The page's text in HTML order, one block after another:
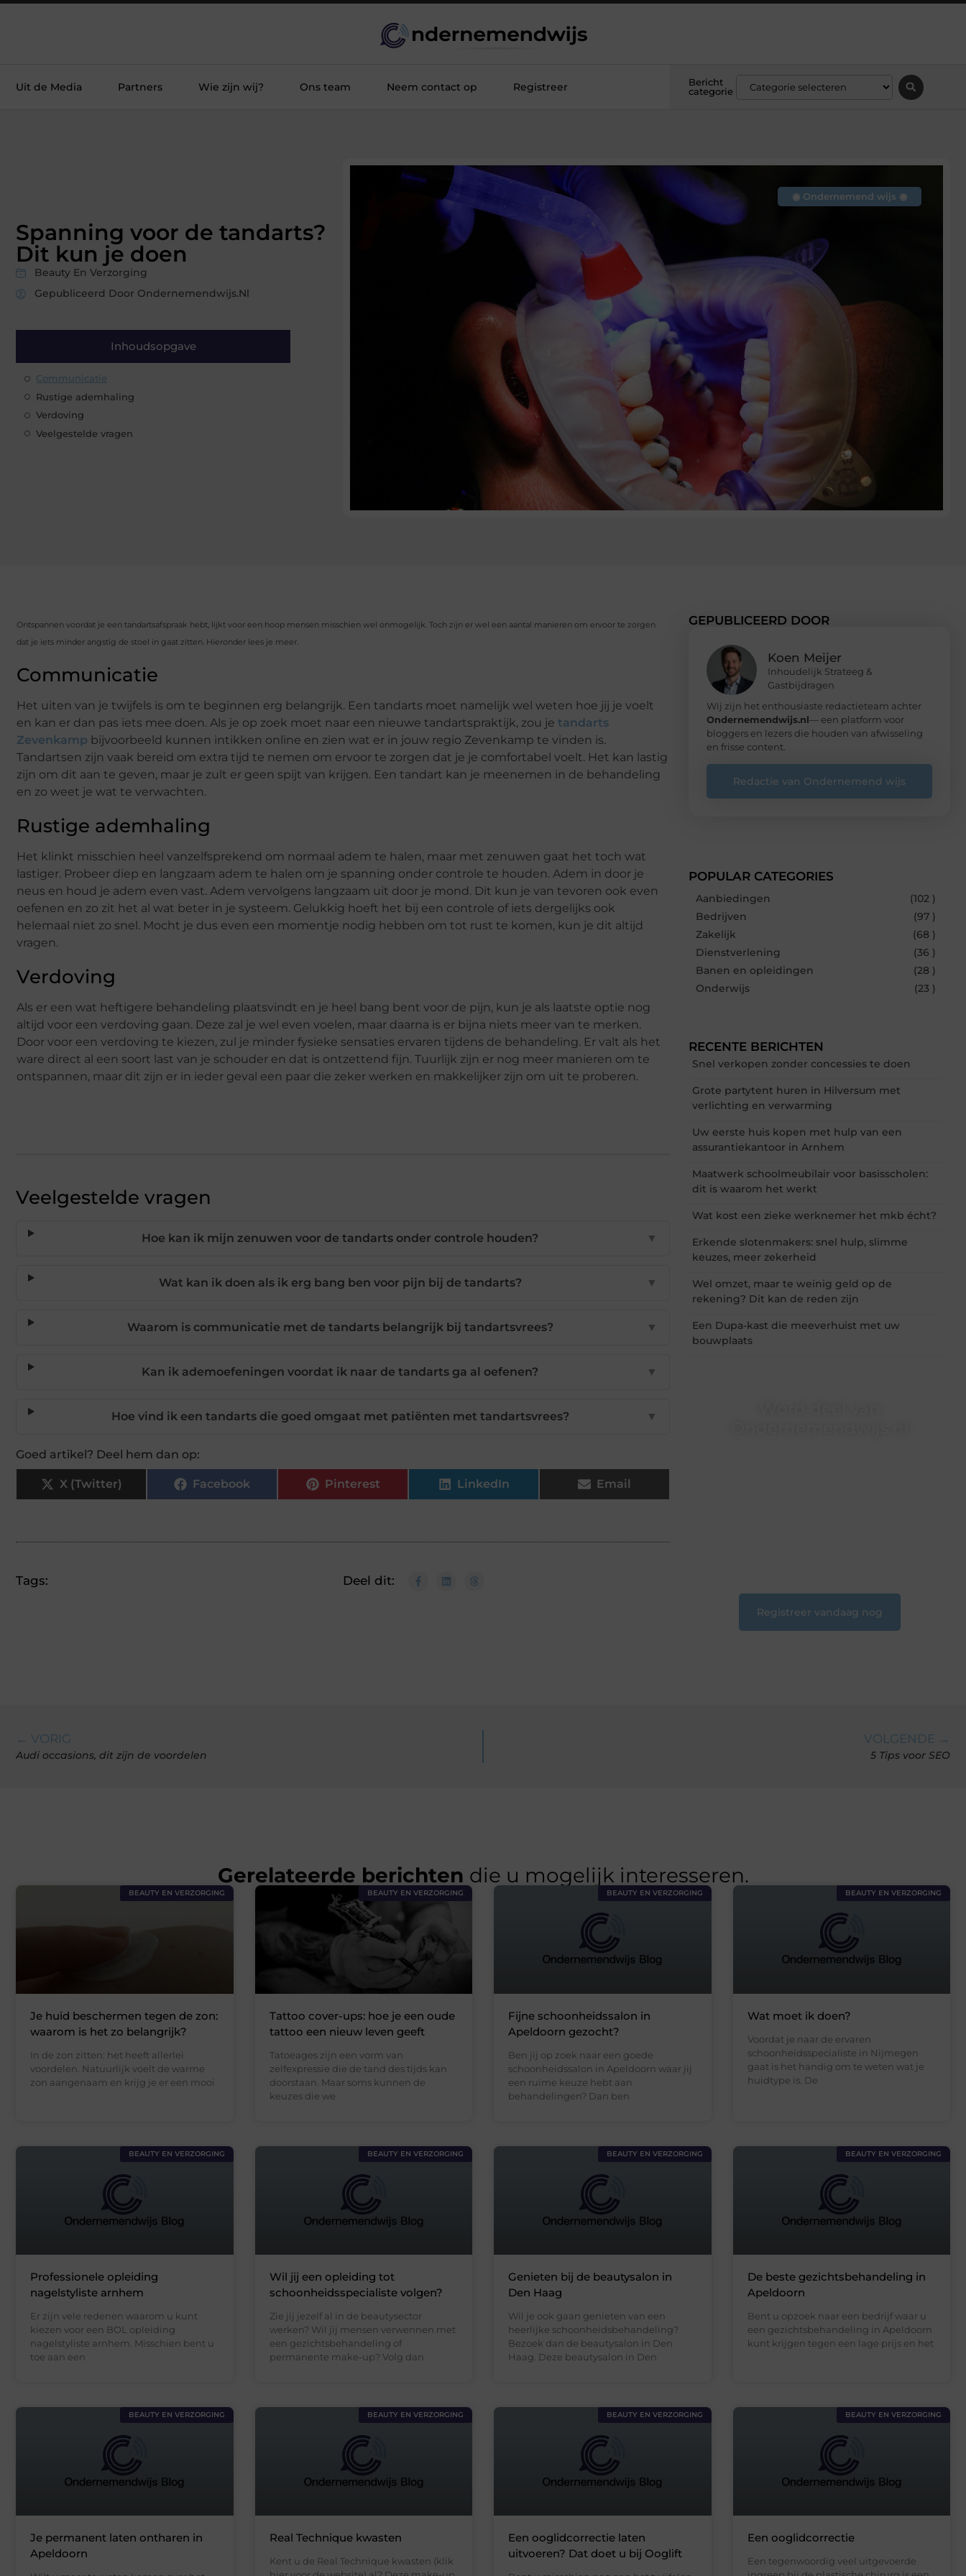
Uit de Media Partners Wie zijn wij? Ons team Neem contact op Registreer
Bericht
categorie
Spanning voor de tandarts?
Dit kun je doen
Beauty En Verzorging
Gepubliceerd Door Ondernemendwijs.nl
Inhoudsopgave
Communicatie
Rustige ademhaling
Verdoving
Veelgestelde vragen
◉ Ondernemend wijs ◉
Ontspannen voordat je een tandartsafspraak hebt, lijkt voor een hoop mensen misschien wel onmogelijk. Toch zijn er wel een aantal manieren om ervoor te zorgen
dat je iets minder angstig de stoel in gaat zitten. Hieronder lees je meer.
Communicatie
Het uiten van je twijfels is om te beginnen erg belangrijk. Een tandarts moet namelijk wel weten hoe jij je voelt
en kan er dan pas iets mee doen. Als je op zoek moet naar een nieuwe tandartspraktijk, zou je tandarts
Zevenkamp bijvoorbeeld kunnen intikken online en zien wat er in jouw regio Zevenkamp te vinden is.
Tandartsen zijn vaak bereid om extra tijd te nemen om ervoor te zorgen dat je je comfortabel voelt. Het kan lastig
zijn om dit aan te geven, maar je zult er geen spijt van krijgen. Een tandart kan je meenemen in de behandeling
en zo weet je wat te verwachten.
Rustige ademhaling
Het klinkt misschien heel vanzelfsprekend om normaal adem te halen, maar met zenuwen gaat het toch wat
lastiger. Probeer diep en langzaam adem te halen om je spanning onder controle te houden. Adem in door je
neus en houd je adem even vast. Adem vervolgens langzaam uit door je mond. Dit kun je van tevoren ook even
oefenen en zo zit het al wat beter in je systeem. Gelukkig hoeft het bij een controle of iets dergelijks ook
helemaal niet zo snel. Mocht je dus even een momentje nodig hebben om tot rust te komen, kun je dit altijd
vragen.
Verdoving
Als er een wat heftigere behandeling plaatsvindt en je heel bang bent voor de pijn, kun je als laatste optie nog
altijd voor een verdoving gaan. Deze zal je wel even voelen, maar daarna is er bijna niets meer van te merken.
Door voor een verdoving te kiezen, zul je minder fysieke sensaties ervaren tijdens de behandeling. Er valt als het
ware direct al een soort last van je schouder en dat is ontzettend fijn. Tuurlijk zijn er nog meer manieren om te
ontspannen, maar dit zijn er in ieder geval een paar die zeker werken en makkelijker zijn om uit te proberen.
Veelgestelde vragen
Hoe kan ik mijn zenuwen voor de tandarts onder controle houden? ▼
Wat kan ik doen als ik erg bang ben voor pijn bij de tandarts? ▼
Waarom is communicatie met de tandarts belangrijk bij tandartsvrees? ▼
Kan ik ademoefeningen voordat ik naar de tandarts ga al oefenen? ▼
Hoe vind ik een tandarts die goed omgaat met patiënten met tandartsvrees? ▼
Goed artikel? Deel hem dan op:
X (Twitter) Facebook Pinterest LinkedIn Email
Tags: Deel dit:
GEPUBLICEERD DOOR
Koen Meijer
Inhoudelijk Strateeg &
Gastbijdragen
Wij zijn het enthousiaste redactieteam achter
Ondernemendwijs.nl— een platform voor
bloggers en lezers die houden van afwisseling
en frisse content.
Redactie van Ondernemend wijs
POPULAR CATEGORIES
Aanbiedingen
(102 )
Bedrijven
(97 )
Zakelijk
(68 )
Dienstverlening
(36 )
Banen en opleidingen
(28 )
Onderwijs
(23 )
RECENTE BERICHTEN
Snel verkopen zonder concessies te doen
Grote partytent huren in Hilversum met
verlichting en verwarming
Uw eerste huis kopen met hulp van een
assurantiekantoor in Arnhem
Maatwerk schoolmeubilair voor basisscholen:
dit is waarom het werkt
Wat kost een zieke werknemer het mkb écht?
Erkende slotenmakers: snel hulp, slimme
keuzes, meer zekerheid
Wel omzet, maar te weinig geld op de
rekening? Dit kan de reden zijn
Een Dupa-kast die meeverhuist met uw
bouwplaats
Registreer vandaag nog
← VORIG
Audi occasions, dit zijn de voordelen
VOLGENDE →
5 Tips voor SEO
Gerelateerde berichten die u mogelijk interesseren.
BEAUTY EN VERZORGING
Je huid beschermen tegen de zon:
waarom is het zo belangrijk?
In de zon zitten: het heeft allerlei
voordelen. Natuurlijk voelt de warme
zon aangenaam en krijg je er een mooi
BEAUTY EN VERZORGING
Tattoo cover-ups: hoe je een oude
tattoo een nieuw leven geeft
Tatoeages zijn een vorm van
zelfexpressie die de tand des tijds kan
doorstaan. Maar soms kunnen de
keuzes die we
BEAUTY EN VERZORGING
Fijne schoonheidssalon in
Apeldoorn gezocht?
Ben jij op zoek naar een goede
schoonheidssalon in Apeldoorn waar jij
een ruime keuze hebt aan
behandelingen? Dan ben
BEAUTY EN VERZORGING
Wat moet ik doen?
Voordat je naar de ervaren
schoonheidsspecialiste in Nijmegen
gaat is het handig om te weten wat je
huidtype is. De
BEAUTY EN VERZORGING
Professionele opleiding
nagelstyliste arnhem
Er zijn vele redenen waarom u kunt
kiezen voor een BOL opleiding
nagelstyliste arnhem. Misschien bent u
toe aan een
BEAUTY EN VERZORGING
Wil jij een opleiding tot
schoonheidsspecialiste volgen?
Zie jij jezelf al in de beautysector
werken? Wil jij mensen verwennen met
een gezichtsbehandeling of
permanente make-up? Volg dan
BEAUTY EN VERZORGING
Genieten bij de beautysalon in
Den Haag
Wil je ook gaan genieten van een
heerlijke schoonheidsbehandeling?
Bezoek dan de beautysalon in Den
Haag. Deze beautysalon in Den
BEAUTY EN VERZORGING
De beste gezichtsbehandeling in
Apeldoorn
Bent u opzoek naar een bedrijf waar u
een gezichtsbehandeling in Apeldoorn
kunt krijgen tegen een lage prijs en het
BEAUTY EN VERZORGING
Je permanent laten ontharen in
Apeldoorn
BEAUTY EN VERZORGING
Real Technique kwasten
Kent u de Real Technique kwasten (klik
BEAUTY EN VERZORGING
Een ooglidcorrectie laten
uitvoeren? Dat doet u bij Ooglift
BEAUTY EN VERZORGING
Een ooglidcorrectie
Een tegenwoordig veel uitgevoerde